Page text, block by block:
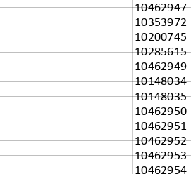
10462947
10353972
10200745
10285615
10462949
10148034
10148035
10462950
10462951
10462952
10462953
10462954